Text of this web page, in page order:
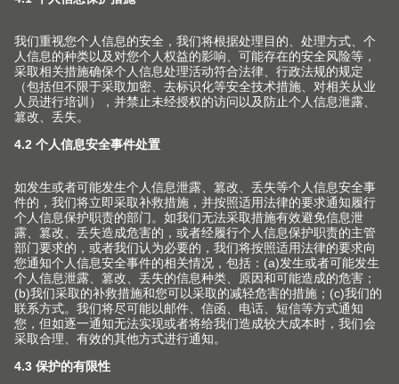
相信您对此也会非常感兴趣